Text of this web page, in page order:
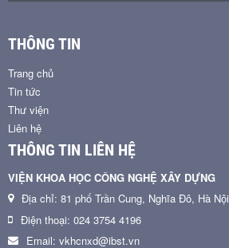
THÔNG TIN
Trang chủ
Tin tức
Thư viện
Liên hệ
THÔNG TIN LIÊN HỆ
VIỆN KHOA HỌC CÔNG NGHỆ XÂY DỰNG
Địa chỉ: 81 phố Trần Cung, Nghĩa Đô, Hà Nội
Điện thoại: 024 3754 4196
Email: vkhcnxd@ibst.vn